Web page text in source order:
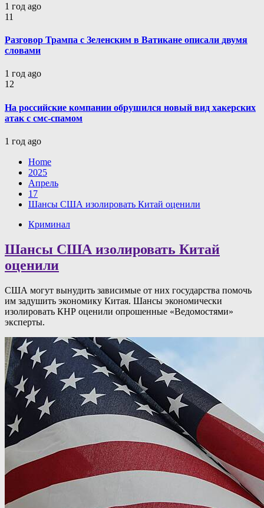
1 год ago
11
Разговор Трампа с Зеленским в Ватикане описали двумя
словами
1 год ago
12
На российские компании обрушился новый вид хакерских
атак с смс-спамом
1 год ago
Home
2025
Апрель
17
Шансы США изолировать Китай оценили
Криминал
Шансы США изолировать Китай
оценили
США могут вынудить зависимые от них государства помочь
им задушить экономику Китая. Шансы экономически
изолировать КНР оценили опрошенные «Ведомостями»
эксперты.